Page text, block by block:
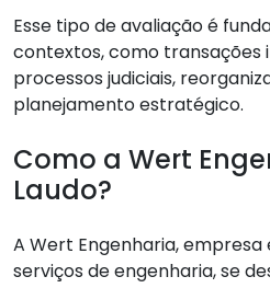
Esse tipo de avaliação é
contextos, como transações
processos judiciais,
planejamento estratégico.
Como a Wert
Laudo?
A Wert Engenharia,
serviços de engenharia, se